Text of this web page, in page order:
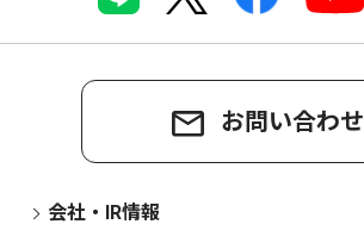
お問い合わせ
会社・IR情報